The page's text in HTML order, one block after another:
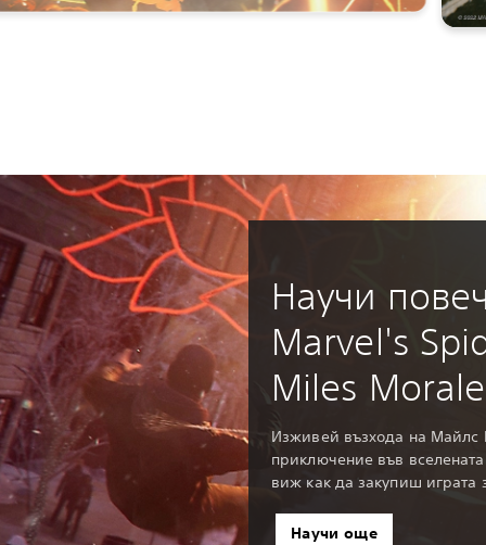
Научи
Marvel's
Miles
Изживей възхода на Майлс
приключение във
виж как да закупиш играта
Научи още